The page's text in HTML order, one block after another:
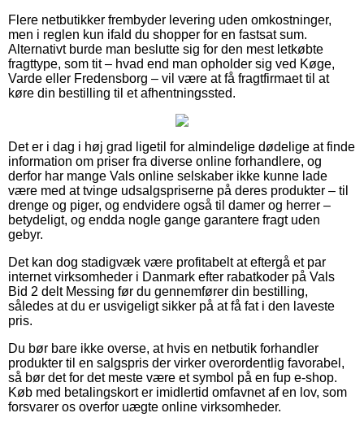
Flere netbutikker frembyder levering uden omkostninger,
men i reglen kun ifald du shopper for en fastsat sum.
Alternativt burde man beslutte sig for den mest letkøbte
fragttype, som tit – hvad end man opholder sig ved Køge,
Varde eller Fredensborg – vil være at få fragtfirmaet til at
køre din bestilling til et afhentningssted.
Det er i dag i høj grad ligetil for almindelige dødelige at finde
information om priser fra diverse online forhandlere, og
derfor har mange Vals online selskaber ikke kunne lade
være med at tvinge udsalgspriserne på deres produkter – til
drenge og piger, og endvidere også til damer og herrer –
betydeligt, og endda nogle gange garantere fragt uden
gebyr.
Det kan dog stadigvæk være profitabelt at eftergå et par
internet virksomheder i Danmark efter rabatkoder på Vals
Bid 2 delt Messing før du gennemfører din bestilling,
således at du er usvigeligt sikker på at få fat i den laveste
pris.
Du bør bare ikke overse, at hvis en netbutik forhandler
produkter til en salgspris der virker overordentlig favorabel,
så bør det for det meste være et symbol på en fup e-shop.
Køb med betalingskort er imidlertid omfavnet af en lov, som
forsvarer os overfor uægte online virksomheder.